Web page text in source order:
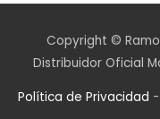
Copyright ©
Distribuidor Oficial
Política de Privacidad